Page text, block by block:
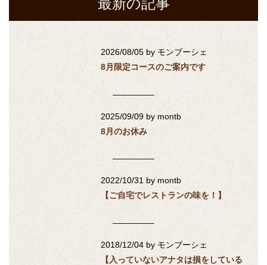
最新の記事
2026/08/05 by モンブーシェ
8月限定コースのご案内です
2025/09/09 by montb
8月のお休み
2022/10/31 by montb
【ご自宅でレストランの味を！】
2018/12/04 by モンブーシェ
【入っていないアナタは損をしている